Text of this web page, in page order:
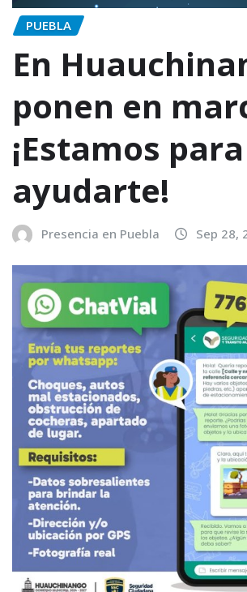
PUEBLA
En
ponen en
¡Estamos para
ayudarte!
Presencia en Puebla Sep 28,